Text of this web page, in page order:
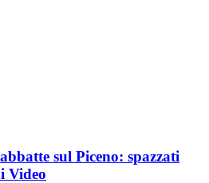
sul Piceno: spazzati
Video